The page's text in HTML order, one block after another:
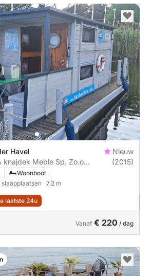
Havel
Nieuw
knajdek Meble Sp. Zo.o
(2015)
Woonboot
slaapplaatsen · 7.2 m
laatste 24u
Vanaf € 220 / dag